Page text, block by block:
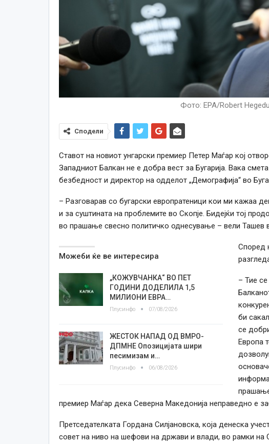
Фото: EPA/Robert
Сподели
Ставот на новиот унгарски премиер Петер Маѓар кој
Западниот Балкан не е добра вест за Бугарија. Вака
безбедност и директор на одделот „Демографија“ во
– Разговарав со бугарски европратеници кои ми кажаа
и за суштината на проблемите во Скопјe. Бидејќи тој
во прашање свесно политичко однесување – вели Ташев
Можеби ќе ве интересира
„КОЖУВЧАНКА“ ВО ПЕТ
ГОДИНИ ДОДЕЛИЛА 1,5
МИЛИОНИ ЕВРА…
Плусинфо 07/08/2026
ЖЕСТОК НАПАД ОД ВМРО-
ДПМНЕ Опозицијата шири
песимизам и…
Плусинфо 06/08/2026
Според
– Тие
би
се
Европа
премиер Маѓар дека Северна Македонија неправедно е
Претседателката Гордана Силјановска, која денеска
совет на ниво на шефови на држави и влади, во рамки